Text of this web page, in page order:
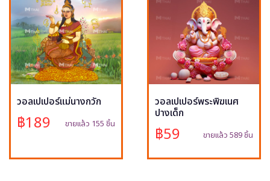
วอลเปเปอร์แม่นางกวัก
฿189 ขายแล้ว 155 ชิ้น
วอลเปเปอร์พระพิฆเนศ
ปางเด็ก
฿59 ขายแล้ว 589 ชิ้น